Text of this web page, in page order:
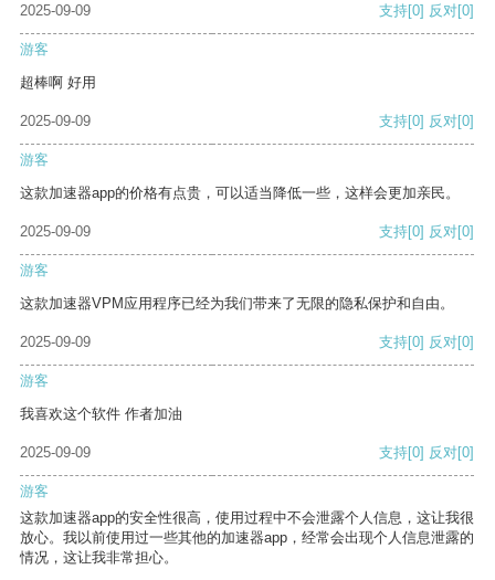
2025-09-09
支持[0] 反对[0]
游客
超棒啊 好用
2025-09-09 支持[0] 反对[0]
游客
这款加速器app的价格有点贵，可以适当降低一些，这样会更加亲民。
2025-09-09 支持[0] 反对[0]
游客
这款加速器VPM应用程序已经为我们带来了无限的隐私保护和自由。
2025-09-09 支持[0] 反对[0]
游客
我喜欢这个软件 作者加油
2025-09-09 支持[0] 反对[0]
游客
这款加速器app的安全性很高，使用过程中不会泄露个人信息，这让我很
放心。我以前使用过一些其他的加速器app，经常会出现个人信息泄露的
情况，这让我非常担心。